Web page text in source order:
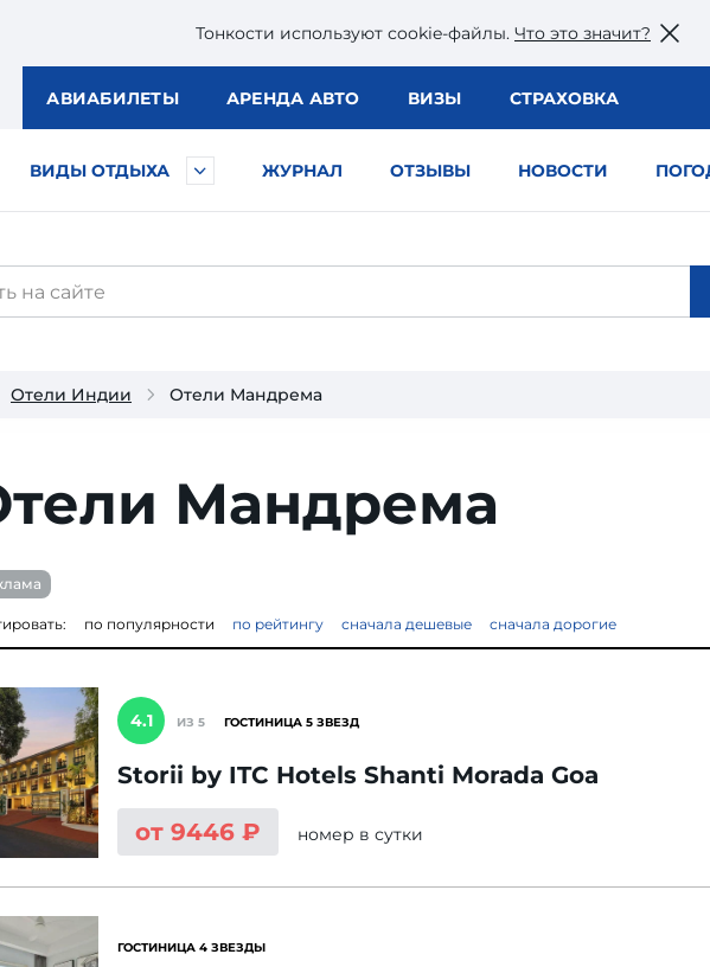
Тонкости используют сookie-файлы. Что это значит?
АВИАБИЛЕТЫ АРЕНДА АВТО ВИЗЫ СТРАХОВКА
ВИДЫ ОТДЫХА ЖУРНАЛ ОТЗЫВЫ НОВОСТИ
Отели Индии Отели Мандрема
Мандрема
по популярности по рейтингу сначала дешевые сначала дорогие
4.1 ИЗ 5 ГОСТИНИЦА 5 ЗВЕЗД
Storii by ITC Hotels Shanti Morada Goa
от 9446 ₽
номер в сутки
ГОСТИНИЦА 4 ЗВЕЗДЫ